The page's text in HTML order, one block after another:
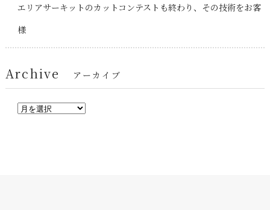
エリアサーキットのカットコンテストも終わり、その技術をお客
様
Archive アーカイブ